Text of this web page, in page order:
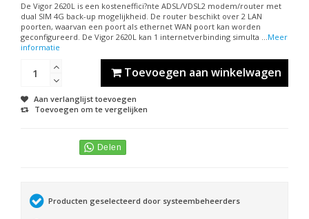
De Vigor 2620L is een kosteneffici?nte ADSL/VDSL2 modem/router met
dual SIM 4G back-up mogelijkheid. De router beschikt over 2 LAN
poorten, waarvan een poort als ethernet WAN poort kan worden
geconfigureerd. De Vigor 2620L kan 1 internetverbinding simulta ...Meer
informatie
Toevoegen aan winkelwagen
Aan verlanglijst toevoegen
Toevoegen om te vergelijken
Producten geselecteerd door systeembeheerders